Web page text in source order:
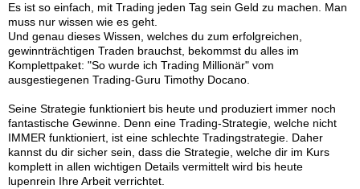
Es ist so einfach, mit Trading jeden Tag sein Geld zu machen. Man
muss nur wissen wie es geht.
Und genau dieses Wissen, welches du zum erfolgreichen,
gewinnträchtigen Traden brauchst, bekommst du alles im
Komplettpaket: "So wurde ich Trading Millionär" vom
ausgestiegenen Trading-Guru Timothy Docano.
Seine Strategie funktioniert bis heute und produziert immer noch
fantastische Gewinne. Denn eine Trading-Strategie, welche nicht
IMMER funktioniert, ist eine schlechte Tradingstrategie. Daher
kannst du dir sicher sein, dass die Strategie, welche dir im Kurs
komplett in allen wichtigen Details vermittelt wird bis heute
lupenrein Ihre Arbeit verrichtet.